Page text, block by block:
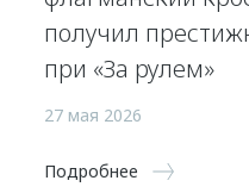
получил
при «За рулем»
27 мая 2026
Подробнее